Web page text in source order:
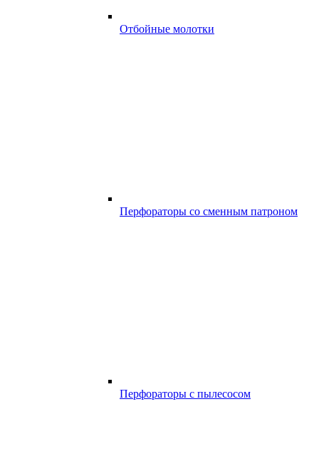
Отбойные молотки
Перфораторы со сменным патроном
Перфораторы с пылесосом